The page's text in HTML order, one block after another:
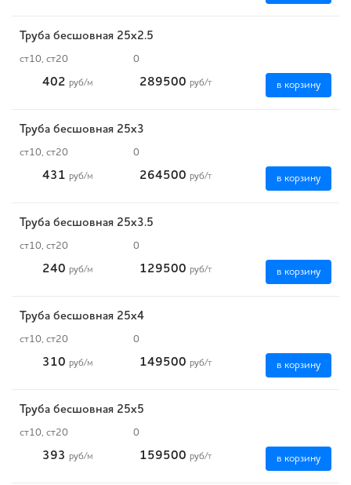
Труба бесшовная 25х2.5
ст10, ст20 0
402 руб/м 289500 руб/т в корзину
Труба бесшовная 25х3
ст10, ст20 0
431 руб/м 264500 руб/т в корзину
Труба бесшовная 25х3.5
ст10, ст20 0
240 руб/м 129500 руб/т в корзину
Труба бесшовная 25х4
ст10, ст20 0
310 руб/м 149500 руб/т в корзину
Труба бесшовная 25х5
ст10, ст20 0
393 руб/м 159500 руб/т в корзину